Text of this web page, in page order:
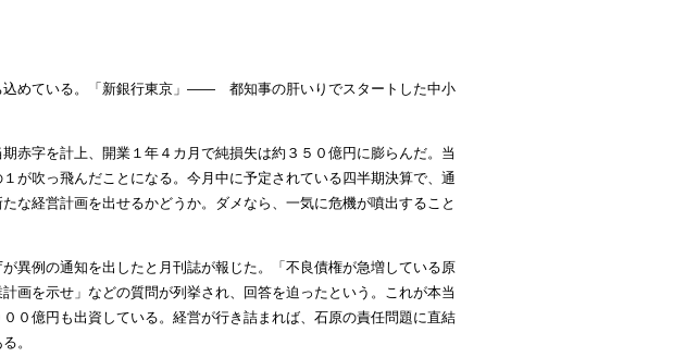
込めている。「新銀行東京」―― 都知事の肝いりでスタートした中小
赤字を計上、開業１年４カ月で純損失は約３５０億円に膨らんだ。当
が吹っ飛んだことになる。今月中に予定されている四半期決算で、通
な経営計画を出せるかどうか。ダメなら、一気に危機が噴出すること
異例の通知を出したと月刊誌が報じた。「不良債権が急増している原
画を示せ」などの質問が列挙され、回答を迫ったという。これが本当
０億円も出資している。経営が行き詰まれば、石原の責任問題に直結
。